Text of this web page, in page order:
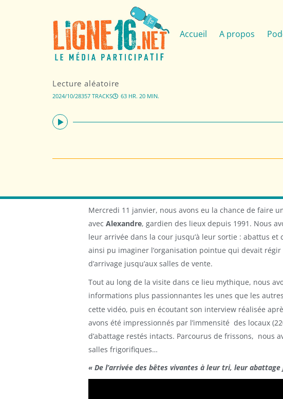
Accueil A propos
Lecture aléatoire
2024/10/28357 TRACKS 63 HR. 20 MIN.
Mercredi 11 janvier, nous avons eu la chance de faire
avec Alexandre, gardien des lieux depuis 1991. Nous
leur arrivée dans la cour jusqu’à leur sortie : abattus
ainsi pu imaginer l’organisation pointue qui devait
d’arrivage jusqu’aux salles de vente.
Tout au long de la visite dans ce lieu mythique, nous
informations plus passionnantes les unes que les
cette vidéo, puis en écoutant son interview réalisée
avons été impressionnés par l’immensité des locaux
d’abattage restés intacts. Parcourus de frissons, nous
salles frigorifiques…
« De l’arrivée des bêtes vivantes à leur tri, leur